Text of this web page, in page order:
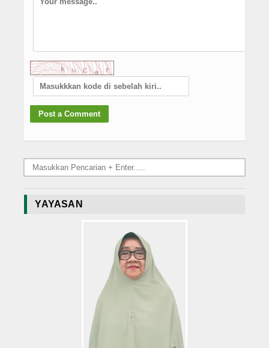
YAYASAN